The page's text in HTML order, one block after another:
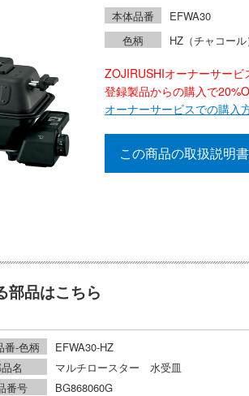
本体品番
EFWA30
色柄
HZ（チャコール
ZOJIRUSHIオーナーサービ
登録製品からの購入で
オーナーサービスでの購入
この商品の取扱説明
部品はこちら
番-色柄
EFWA30-HZ
名
マルチロースター 水受皿
番号
BG868060G